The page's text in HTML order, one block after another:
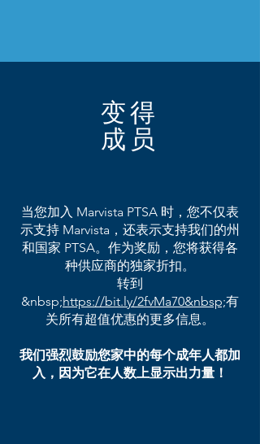
变得
成员
当您加入 Marvista PTSA 时，您不仅表
示支持 Marvista，还表示支持我们的州
和国家 PTSA。作为奖励，您将获得各
种供应商的独家折扣。
转到
&nbsp;https://bit.ly/2fvMa70&nbsp;有
关所有超值优惠的更多信息。
我们强烈鼓励您家中的每个成年人都加
入，因为它在人数上显示出力量！